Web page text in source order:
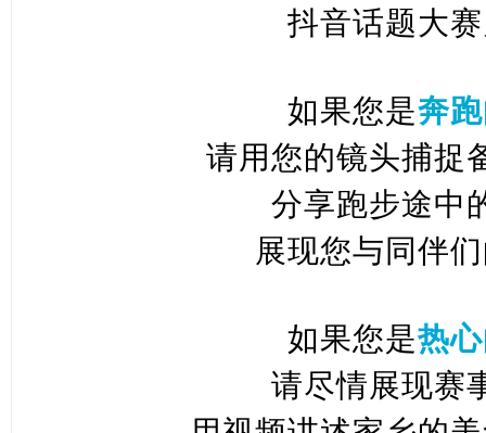
抖音话题大
如果您是奔
请用您的镜头捕捉
分享跑步途中
展现您与同伴
如果您是热
请尽情展现赛